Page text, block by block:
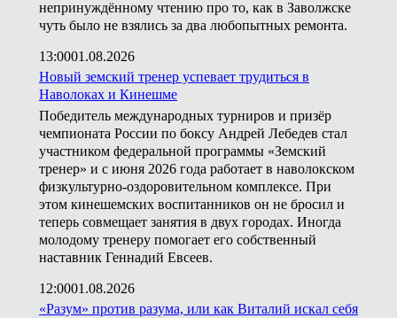
непринуждённому чтению про то, как в Заволжске
чуть было не взялись за два любопытных ремонта.
13:0001.08.2026
Новый земский тренер успевает трудиться в
Наволоках и Кинешме
Победитель международных турниров и призёр
чемпионата России по боксу Андрей Лебедев стал
участником федеральной программы «Земский
тренер» и с июня 2026 года работает в наволокском
физкультурно-оздоровительном комплексе. При
этом кинешемских воспитанников он не бросил и
теперь совмещает занятия в двух городах. Иногда
молодому тренеру помогает его собственный
наставник Геннадий Евсеев.
12:0001.08.2026
«Разум» против разума, или как Виталий искал себя